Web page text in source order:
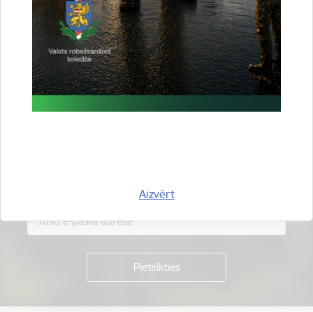
Aizvērt
Vai šī informācija bija noderīga?
Sniegt atsauksmi